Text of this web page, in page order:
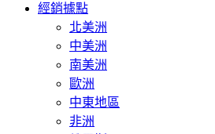
經銷據點
北美洲
中美洲
南美洲
歐洲
中東地區
非洲